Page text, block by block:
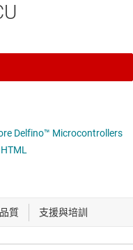
HTML